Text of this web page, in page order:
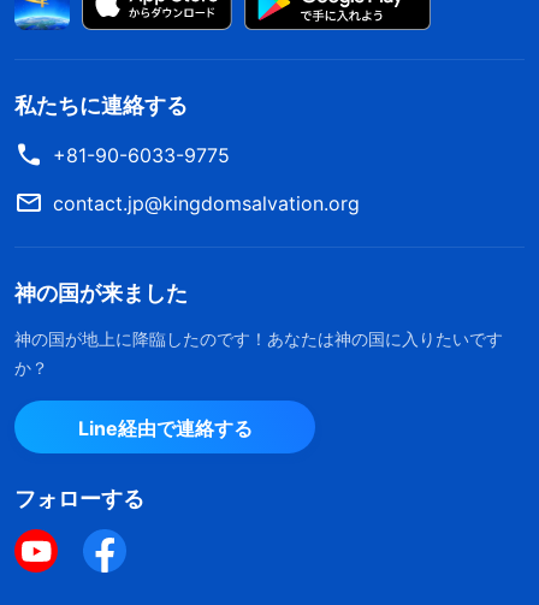
私たちに連絡する
+81-90-6033-9775
contact.jp@kingdomsalvation.org
神の国が来ました
神の国が地上に降臨したのです！あなたは神の国に入りたいです
か？
Line経由で連絡する
フォローする